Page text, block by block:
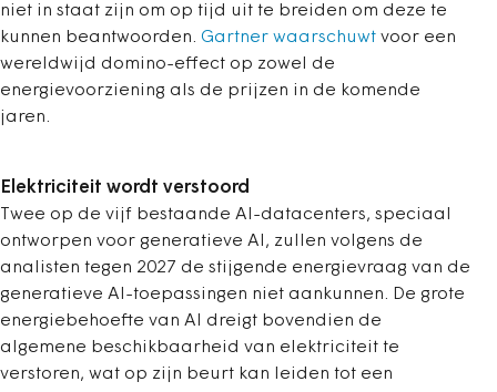
niet in staat zijn om op tijd uit te breiden om deze te
kunnen beantwoorden. Gartner waarschuwt voor een
wereldwijd domino-effect op zowel de
energievoorziening als de prijzen in de komende
jaren.
Elektriciteit wordt verstoord
Twee op de vijf bestaande AI-datacenters, speciaal
ontworpen voor generatieve AI, zullen volgens de
analisten tegen 2027 de stijgende energievraag van de
generatieve AI-toepassingen niet aankunnen. De grote
energiebehoefte van AI dreigt bovendien de
algemene beschikbaarheid van elektriciteit te
verstoren, wat op zijn beurt kan leiden tot een